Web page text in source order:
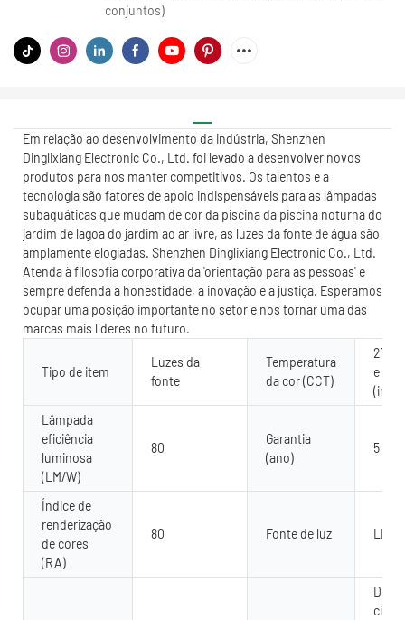
conjuntos)
Em relação ao desenvolvimento da indústria, Shenzhen
Dinglixiang Electronic Co., Ltd. foi levado a desenvolver novos
produtos para nos manter competitivos. Os talentos e a
tecnologia são fatores de apoio indispensáveis ​​para as lâmpadas
subaquáticas que mudam de cor da piscina da piscina noturna do
jardim de lagoa do jardim ao ar livre, as luzes da fonte de água são
amplamente elogiadas. Shenzhen Dinglixiang Electronic Co., Ltd.
Atenda à filosofia corporativa da 'orientação para as pessoas' e
sempre defenda a honestidade, a inovação e a justiça. Esperamos
ocupar uma posição importante no setor e nos tornar uma das
marcas mais líderes no futuro.
Tipo de item
Luzes da
fonte
Temperatura
da cor (CCT)
e
(ir/rf/
Lâmpada
eficiência
luminosa
(LM/W)
80
Garantia
(ano)
5
Índice de
renderização
de cores
(RA)
80 Fonte de luz LED